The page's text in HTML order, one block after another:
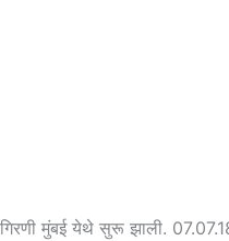
गिरणी मुंबई येथे सुरू झाली.